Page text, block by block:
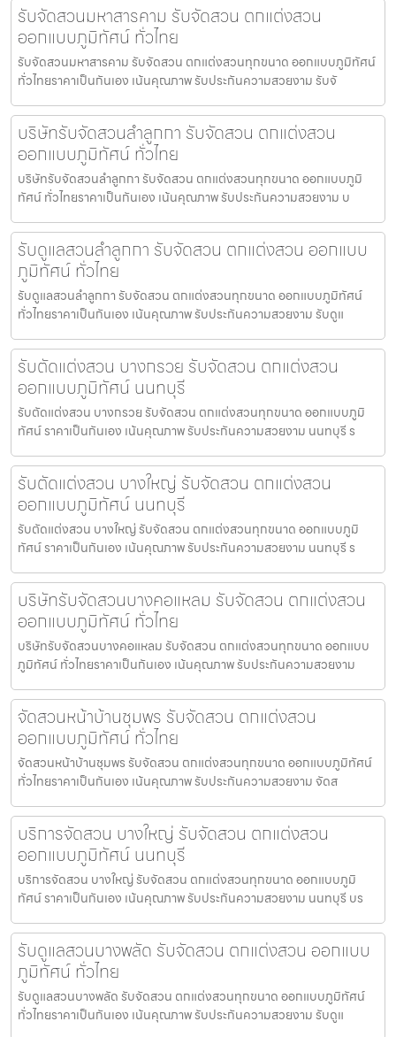
รับจัดสวนมหาสารคาม รับจัดสวน ตกแต่งสวน
ออกแบบภูมิทัศน์ ทั่วไทย
รับจัดสวนมหาสารคาม รับจัดสวน ตกแต่งสวนทุกขนาด ออกแบบภูมิทัศน์
ทั่วไทยราคาเป็นกันเอง เน้นคุณภาพ รับประกันความสวยงาม รับจั
บริษัทรับจัดสวนลำลูกกา รับจัดสวน ตกแต่งสวน
ออกแบบภูมิทัศน์ ทั่วไทย
บริษัทรับจัดสวนลำลูกกา รับจัดสวน ตกแต่งสวนทุกขนาด ออกแบบภูมิ
ทัศน์ ทั่วไทยราคาเป็นกันเอง เน้นคุณภาพ รับประกันความสวยงาม บ
รับดูแลสวนลำลูกกา รับจัดสวน ตกแต่งสวน ออกแบบ
ภูมิทัศน์ ทั่วไทย
รับดูแลสวนลำลูกกา รับจัดสวน ตกแต่งสวนทุกขนาด ออกแบบภูมิทัศน์
ทั่วไทยราคาเป็นกันเอง เน้นคุณภาพ รับประกันความสวยงาม รับดูแ
รับตัดแต่งสวน บางกรวย รับจัดสวน ตกแต่งสวน
ออกแบบภูมิทัศน์ นนทบุรี
รับตัดแต่งสวน บางกรวย รับจัดสวน ตกแต่งสวนทุกขนาด ออกแบบภูมิ
ทัศน์ ราคาเป็นกันเอง เน้นคุณภาพ รับประกันความสวยงาม นนทบุรี ร
รับตัดแต่งสวน บางใหญ่ รับจัดสวน ตกแต่งสวน
ออกแบบภูมิทัศน์ นนทบุรี
รับตัดแต่งสวน บางใหญ่ รับจัดสวน ตกแต่งสวนทุกขนาด ออกแบบภูมิ
ทัศน์ ราคาเป็นกันเอง เน้นคุณภาพ รับประกันความสวยงาม นนทบุรี ร
บริษัทรับจัดสวนบางคอแหลม รับจัดสวน ตกแต่งสวน
ออกแบบภูมิทัศน์ ทั่วไทย
บริษัทรับจัดสวนบางคอแหลม รับจัดสวน ตกแต่งสวนทุกขนาด ออกแบบ
ภูมิทัศน์ ทั่วไทยราคาเป็นกันเอง เน้นคุณภาพ รับประกันความสวยงาม
จัดสวนหน้าบ้านชุมพร รับจัดสวน ตกแต่งสวน
ออกแบบภูมิทัศน์ ทั่วไทย
จัดสวนหน้าบ้านชุมพร รับจัดสวน ตกแต่งสวนทุกขนาด ออกแบบภูมิทัศน์
ทั่วไทยราคาเป็นกันเอง เน้นคุณภาพ รับประกันความสวยงาม จัดส
บริการจัดสวน บางใหญ่ รับจัดสวน ตกแต่งสวน
ออกแบบภูมิทัศน์ นนทบุรี
บริการจัดสวน บางใหญ่ รับจัดสวน ตกแต่งสวนทุกขนาด ออกแบบภูมิ
ทัศน์ ราคาเป็นกันเอง เน้นคุณภาพ รับประกันความสวยงาม นนทบุรี บร
รับดูแลสวนบางพลัด รับจัดสวน ตกแต่งสวน ออกแบบ
ภูมิทัศน์ ทั่วไทย
รับดูแลสวนบางพลัด รับจัดสวน ตกแต่งสวนทุกขนาด ออกแบบภูมิทัศน์
ทั่วไทยราคาเป็นกันเอง เน้นคุณภาพ รับประกันความสวยงาม รับดูแ